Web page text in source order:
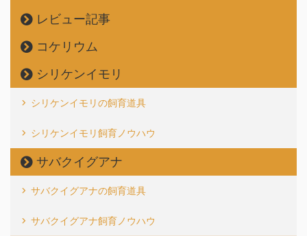
レビュー記事
コケリウム
シリケンイモリ
シリケンイモリの飼育道具
シリケンイモリ飼育ノウハウ
サバクイグアナ
サバクイグアナの飼育道具
サバクイグアナ飼育ノウハウ